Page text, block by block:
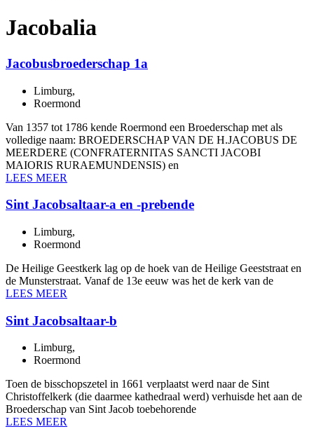
Jacobalia
Jacobusbroederschap 1a
Limburg,
Roermond
Van 1357 tot 1786 kende Roermond een Broederschap met als
volledige naam: BROEDERSCHAP VAN DE H.JACOBUS DE
MEERDERE (CONFRATERNITAS SANCTI JACOBI
MAIORIS RURAEMUNDENSIS) en
LEES MEER
Sint Jacobsaltaar-a en -prebende
Limburg,
Roermond
De Heilige Geestkerk lag op de hoek van de Heilige Geeststraat en
de Munsterstraat. Vanaf de 13e eeuw was het de kerk van de
LEES MEER
Sint Jacobsaltaar-b
Limburg,
Roermond
Toen de bisschopszetel in 1661 verplaatst werd naar de Sint
Christoffelkerk (die daarmee kathedraal werd) verhuisde het aan de
Broederschap van Sint Jacob toebehorende
LEES MEER